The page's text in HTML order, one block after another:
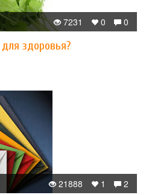
0
0
7231
здоровья?
2
1
21888